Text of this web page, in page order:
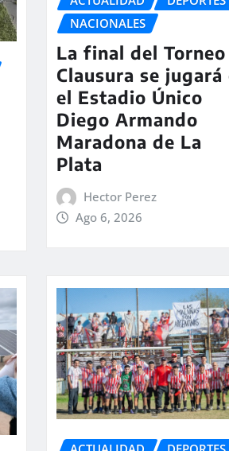
NACIONALES
La final del Torneo
Clausura se jugará
el Estadio Único
Diego Armando
Maradona de La
Plata
Hector Perez
Ago 6, 2026